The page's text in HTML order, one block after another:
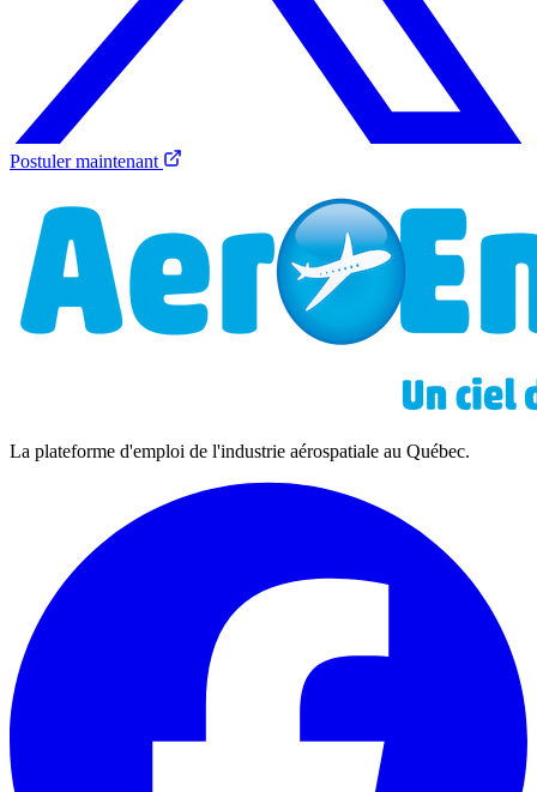
Postuler maintenant
La plateforme d'emploi de l'industrie aérospatiale au Québec.